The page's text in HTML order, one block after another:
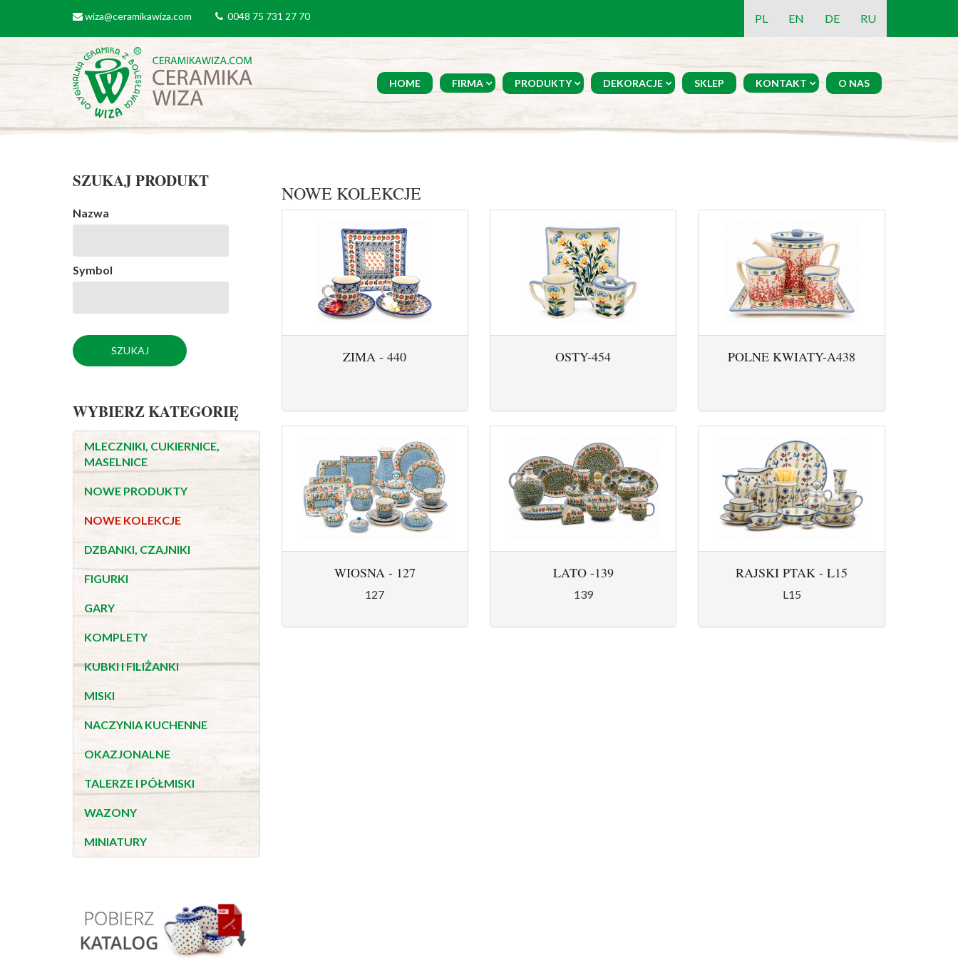
email
wiza@ceramikawiza.com tel0048 75 731 27 70 PL EN DE RU
HOME FIRMA PRODUKTY DEKORACJE SKLEP KONTAKT O NAS
SZUKAJ PRODUKT
Nazwa
Symbol
WYBIERZ KATEGORIĘ
MLECZNIKI, CUKIERNICE,
MASELNICE
NOWE PRODUKTY
NOWE KOLEKCJE
DZBANKI, CZAJNIKI
FIGURKI
GARY
KOMPLETY
KUBKI I FILIŻANKI
MISKI
NACZYNIA KUCHENNE
OKAZJONALNE
TALERZE I PÓŁMISKI
WAZONY
MINIATURY
NOWE KOLEKCJE
ZIMA - 440 OSTY-454 POLNE KWIATY-A438
WIOSNA - 127
127
LATO -139
139
RAJSKI PTAK - L15
L15